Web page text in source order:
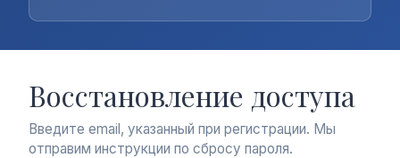
Восстановление доступа
Введите email, указанный при регистрации. Мы
отправим инструкции по сбросу пароля.